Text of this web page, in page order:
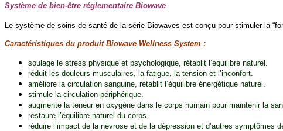
Système de bien-être réglementaire Biowave
Le système de soins de santé de la série Biowaves est conçu pour stimuler la
Caractéristiques du produit Biowave Wellness System :
soulage le stress physique et psychologique, rétablit l’équilibre naturel.
réduit les douleurs musculaires, la fatigue, la tension et l’inconfort.
améliore la circulation sanguine, rétablit l’équilibre énergétique naturel.
stimule la circulation périphérique.
augmente la teneur en oxygène dans le corps humain pour maintenir la
restaure l’équilibre naturel du corps.
réduire l’impact de la névrose et de la dépression et d’autres symptômes